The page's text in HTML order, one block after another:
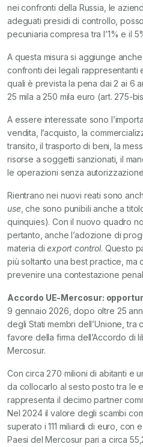
nei confronti della Russia, le
adeguati presidi di controllo,
pecuniaria compresa tra l’1% e il
A questa misura si aggiunge
confronti dei legali rappresentanti
quali è prevista la pena dai 2 ai 6
25 mila a 250 mila euro (art. 275-
A essere interessate sono
vendita, l’acquisto, la
transito, il trasporto di beni, la
risorse a soggetti sanzionati, il
le operazioni senza
Rientrano nei nuovi reati sono
use, che sono punibili anche a
quinquies). Con il nuovo quadro
pertanto, anche l’adozione di
materia diexport control. Questo
più soltanto una best practice, ma
prevenire una contestazione
Accordo UE-Mercosur:
9 gennaio 2026, dopo oltre 25
degli Stati membri dell’Unione, tra
favore della firma dell’Accordo di
Mercosur.
Con circa 270 milioni di abitanti e
da collocarlo al sesto posto tra le
rappresenta il decimo partner
Nel 2024 il valore degli scambi
superato i 111 miliardi di euro,
Paesi del Mercosur pari a circa